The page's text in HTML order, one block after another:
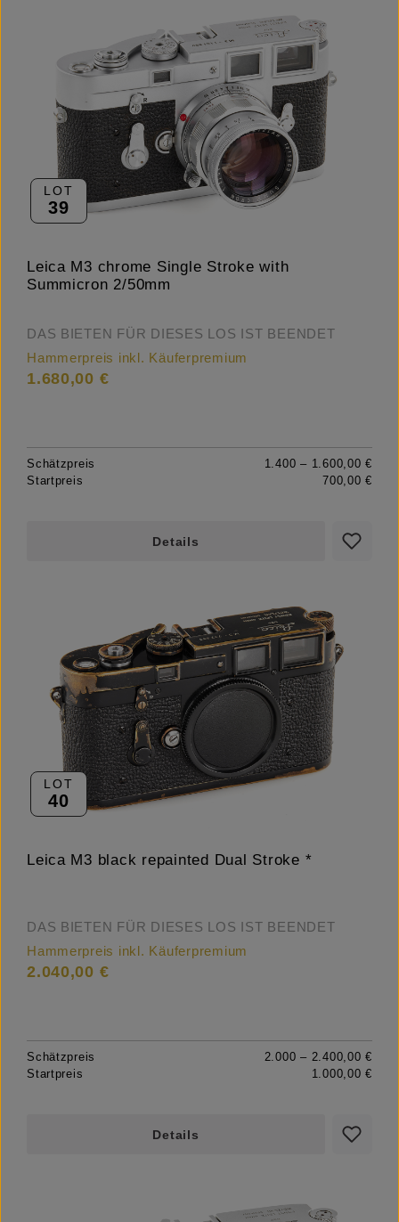
LOT
39
Leica M3 chrome Single Stroke with
Summicron 2/50mm
DAS BIETEN FÜR DIESES LOS IST BEENDET
Hammerpreis inkl. Käuferpremium
1.680,00 €
Schätzpreis
1.400 – 1.600,00 €
Startpreis
700,00 €
Details
LOT
40
Leica M3 black repainted Dual Stroke *
DAS BIETEN FÜR DIESES LOS IST BEENDET
Hammerpreis inkl. Käuferpremium
2.040,00 €
Schätzpreis
2.000 – 2.400,00 €
Startpreis
1.000,00 €
Details